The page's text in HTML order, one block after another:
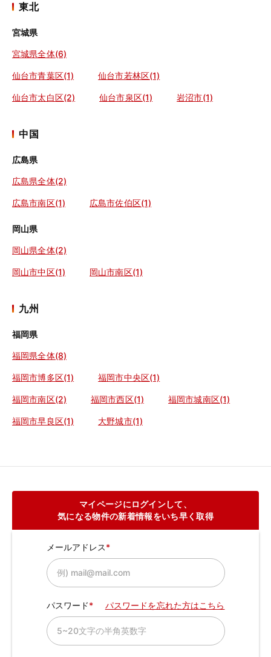
東北
宮城県
宮城県全体(6)
仙台市青葉区(1) 仙台市若林区(1)
仙台市太白区(2) 仙台市泉区(1) 岩沼市(1)
中国
広島県
広島県全体(2)
広島市南区(1) 広島市佐伯区(1)
岡山県
岡山県全体(2)
岡山市中区(1) 岡山市南区(1)
九州
福岡県
福岡県全体(8)
福岡市博多区(1) 福岡市中央区(1)
福岡市南区(2) 福岡市西区(1) 福岡市城南区(1)
福岡市早良区(1) 大野城市(1)
マイページにログインして、
気になる物件の新着情報をいち早く取得
メールアドレス
パスワード パスワードを忘れた方はこちら